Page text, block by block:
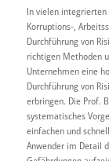
In vielen
Korruptions-,
Durchführung von
richtigen Methoden
Unternehmen eine
Durchführung von
erbringen. Die Prof.
systematisches
einfachen und
Anwender im Detail